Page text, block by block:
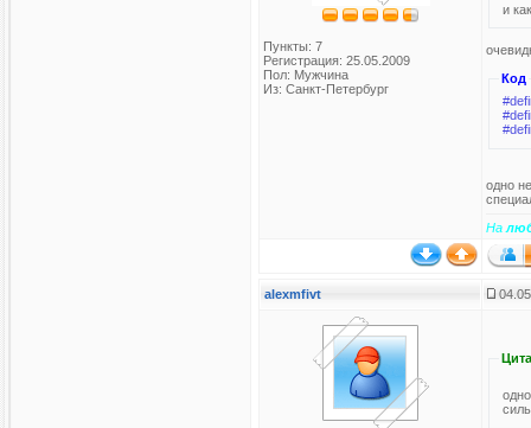
Пункты: 7
Регистрация: 25.05.2009
Пол: Мужчина
Из: Санкт-Петербург
и
Код
одно
На
alexmfivt